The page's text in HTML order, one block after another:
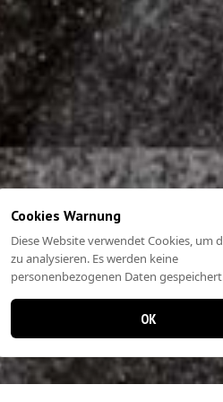
Cookies Warnung
Diese Website verwendet Cookies, um
zu analysieren. Es werden keine
personenbezogenen Daten
OK